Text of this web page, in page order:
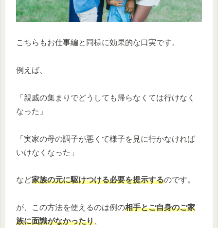
こちらもお仕事編と同様に効果的な口実です。
例えば、
「親戚の集まりでどうしても帰らなくては行けなく
なった」
「実家の母の調子が悪くて様子を見に行かなければ
いけなくなった」
など家族の元に駆けつける必要を提示するのです。
が、この方法を使えるのは例の相手とご自身のご家
族に面識がなかったり